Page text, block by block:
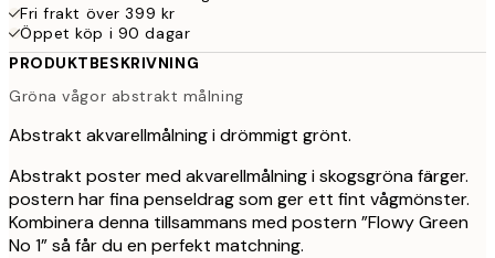
Fri frakt över 399 kr
Öppet köp i 90 dagar
PRODUKTBESKRIVNING
Gröna vågor abstrakt målning
Abstrakt akvarellmålning i drömmigt grönt.
Abstrakt poster med akvarellmålning i skogsgröna färger.
postern har fina penseldrag som ger ett fint vågmönster.
Kombinera denna tillsammans med postern ”Flowy Green
No 1” så får du en perfekt matchning.